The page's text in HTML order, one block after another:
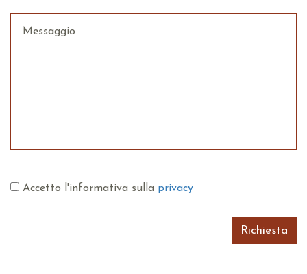
Messaggio
Accetto l'informativa sulla privacy
Richiesta